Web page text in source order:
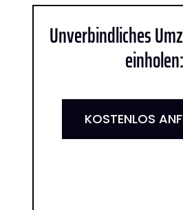
Unverbindliches
einholen:
KOSTENLOS